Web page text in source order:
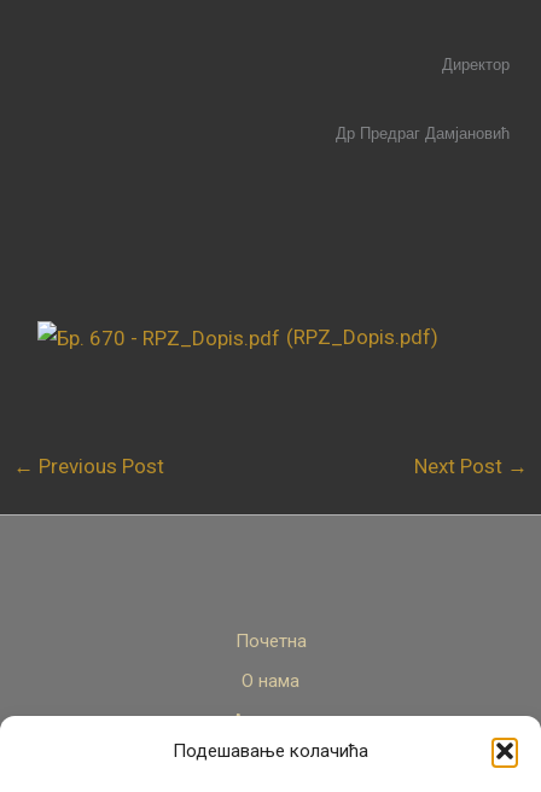
Подешавање колачића
Директор
Др Предраг Дамјановић
(RPZ_Dopis.pdf)
← Previous Post Next Post →
Почетна
О нама
Актуелно
Стручни кадар